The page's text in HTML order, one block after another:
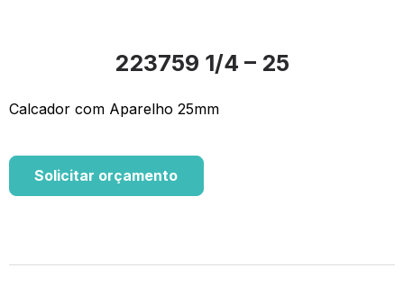
223759 1/4 – 25
Calcador com Aparelho 25mm
Solicitar orçamento